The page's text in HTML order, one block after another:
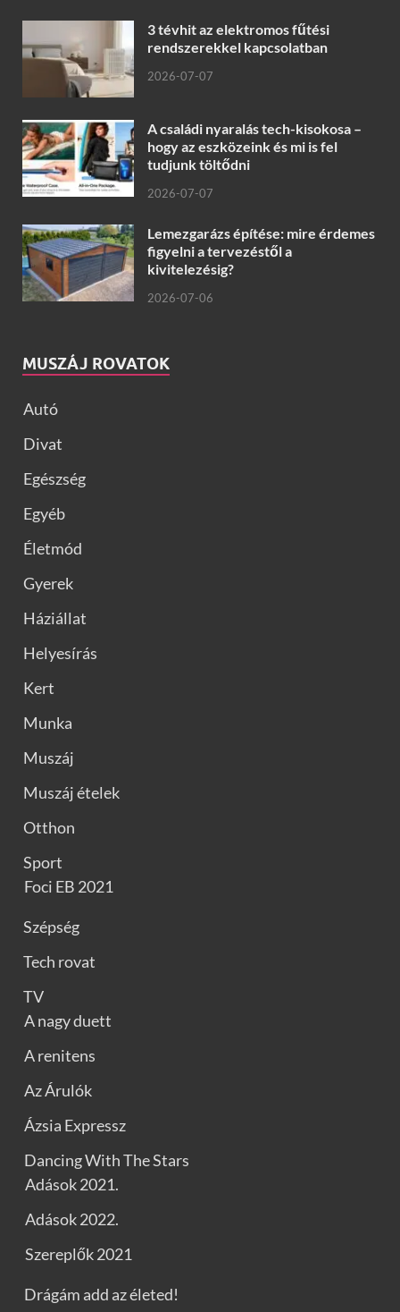
3 tévhit az elektromos fűtési
rendszerekkel kapcsolatban
2026-07-07
A családi nyaralás tech-kisokosa –
hogy az eszközeink és mi is fel
tudjunk töltődni
2026-07-07
Lemezgarázs építése: mire érdemes
figyelni a tervezéstől a
kivitelezésig?
2026-07-06
MUSZÁJ ROVATOK
Autó
Divat
Egészség
Egyéb
Életmód
Gyerek
Háziállat
Helyesírás
Kert
Munka
Muszáj
Muszáj ételek
Otthon
Sport
Foci EB 2021
Szépség
Tech rovat
TV
A nagy duett
A renitens
Az Árulók
Ázsia Expressz
Dancing With The Stars
Adások 2021.
Adások 2022.
Szereplők 2021
Drágám add az életed!